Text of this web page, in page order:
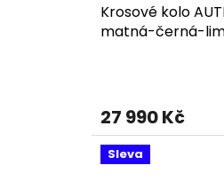
Krosové kolo
matná-černá-
27 990 Kč
Sleva